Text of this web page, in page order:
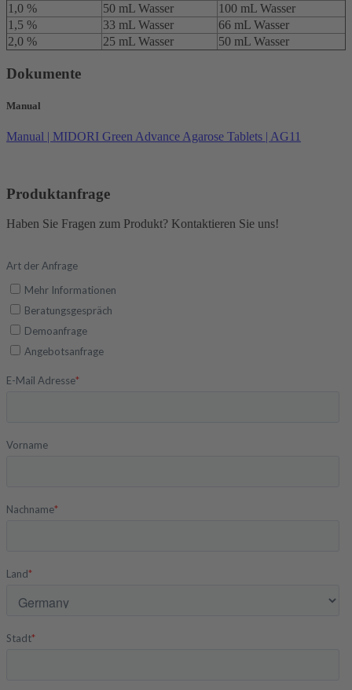
1,0 % 50 mL Wasser
100 mL Wasser
1,5 %
33 mL Wasser
66 mL Wasser
2,0 %
25 mL Wasser 50 mL Wasser
Dokumente
Manual
Manual | MIDORI Green Advance Agarose Tablets | AG11
Produktanfrage
Haben Sie Fragen zum Produkt? Kontaktieren Sie uns!